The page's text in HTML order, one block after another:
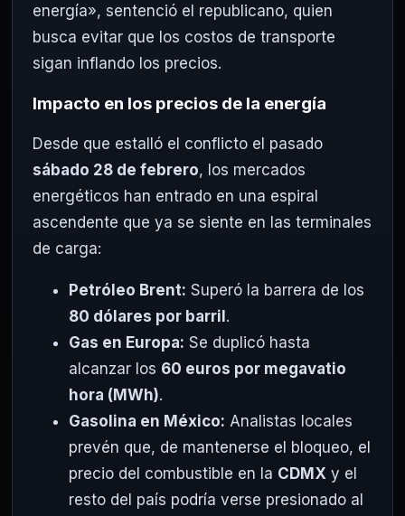
energía», sentenció el republicano, quien
busca evitar que los costos de transporte
sigan inflando los precios.
Impacto en los precios de la energía
Desde que estalló el conflicto el pasado
sábado 28 de febrero, los mercados
energéticos han entrado en una espiral
ascendente que ya se siente en las terminales
de carga:
Petróleo Brent: Superó la barrera de los
80 dólares por barril .
Gas en Europa: Se duplicó hasta
alcanzar los 60 euros por megavatio
hora (MWh).
Gasolina en México: Analistas locales
prevén que, de mantenerse el bloqueo, el
precio del combustible en la CDMX y el
resto del país podría verse presionado al